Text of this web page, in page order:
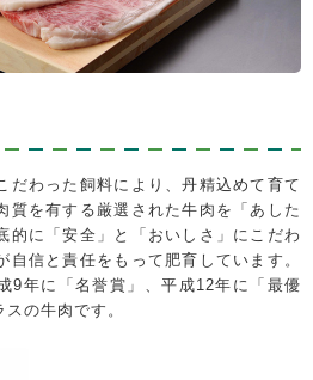
だわった飼料により、丹精込めて育て
質を有する厳選された牛肉を「あした
的に「安全」と「おいしさ」にこだわ
自信と責任をもって肥育しています。
9年に「名誉賞」、平成12年に「最優
の牛肉です。